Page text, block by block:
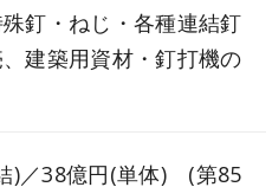
釘・ねじ・各種連結釘
建築用資材・釘打機の
)／38億円(単体) (第85